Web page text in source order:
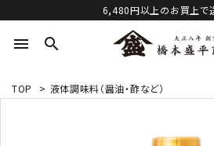
6,480円以上のお買上で
menu search
TOP > 液体調味料（醤油・酢など）